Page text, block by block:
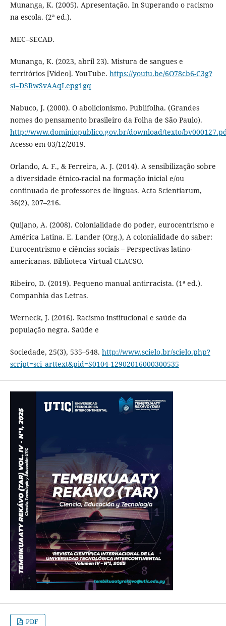
Munanga, K. (2005). Apresentação. In Superando o racismo
na escola. (2ª ed.).
MEC–SECAD.
Munanga, K. (2023, abril 23). Mistura de sangues e
territórios [Vídeo]. YouTube. https://youtu.be/6O78cb6-C3g?
si=DSRwSvAAqLepg1gq
Nabuco, J. (2000). O abolicionismo. Publifolha. (Grandes
nomes do pensamento brasileiro da Folha de São Paulo).
http://www.dominiopublico.gov.br/download/texto/
Acesso em 03/12/2019.
Orlando, A. F., & Ferreira, A. J. (2014). A sensibilização sobre
a diversidade étnico-racial na formação inicial e/ou
continuada de professores de línguas. Acta Scientiarum,
36(2), 207–216.
Quijano, A. (2008). Colonialidade do poder, eurocentrismo e
América Latina. E. Lander (Org.), A colonialidade do saber:
Eurocentrismo e ciências sociais – Perspectivas latino-
americanas. Biblioteca Virtual CLACSO.
Ribeiro, D. (2019). Pequeno manual antirracista. (1ª ed.).
Companhia das Letras.
Werneck, J. (2016). Racismo institucional e saúde da
população negra. Saúde e
Sociedade, 25(3), 535–548. http://www.scielo.br/scielo.php?
script=sci_arttext&pid=S0104-12902016000300535
PDF